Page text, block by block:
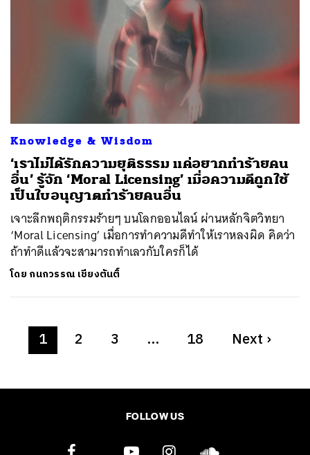
Knowledge & Wisdom
‘เราไม่ได้รักความยุติธรรม แค่อยากทำร้ายคน
อื่น’ รู้จัก ‘Moral Licensing’ เมื่อความดีถูกใช้
เป็นใบอนุญาตทำร้ายคนอื่น
เจาะลึกพฤติกรรมร้ายๆ บนโลกออนไลน์ ผ่านหลักจิตวิทยา
‘Moral Licensing’ เมื่อการทำความดีทำให้เราหลงผิด คิดว่า
ถ้าทำดีแล้วจะสามารถทำเลวกับใครก็ได้
โดย กนกวรรณ เชียงตันติ์
1 2 3 … 18 Next›
FOLLOW US